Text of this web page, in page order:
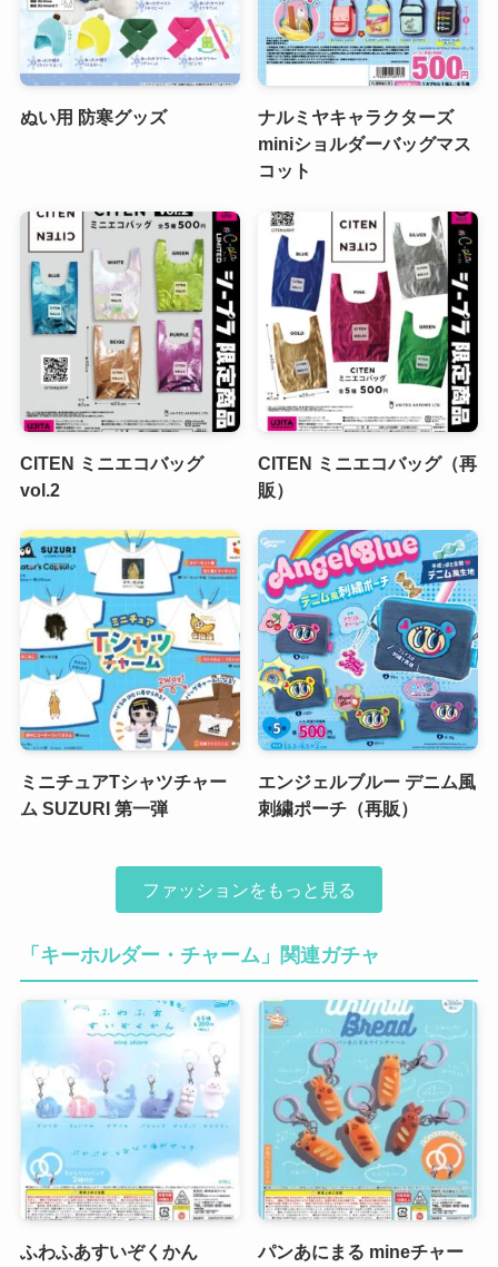
ぬい用 防寒グッズ
ナルミヤキャラクターズ
miniショルダーバッグマス
コット
CITEN ミニエコバッグ
vol.2
CITEN ミニエコバッグ（再
販）
ミニチュアTシャツチャー
ム SUZURI 第一弾
エンジェルブルー デニム風
刺繍ポーチ（再販）
ファッションをもっと見る
「キーホルダー・チャーム」関連ガチャ
ふわふあすいぞくかん
パンあにまる mineチャー